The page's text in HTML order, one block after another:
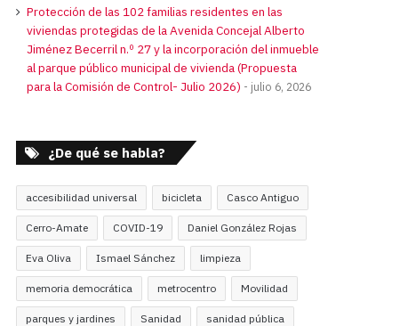
Protección de las 102 familias residentes en las
viviendas protegidas de la Avenida Concejal Alberto
Jiménez Becerril n.º 27 y la incorporación del inmueble
al parque público municipal de vivienda (Propuesta
para la Comisión de Control- Julio 2026)
julio 6, 2026
¿De qué se habla?
accesibilidad universal bicicleta Casco Antiguo
Cerro-Amate COVID-19 Daniel González Rojas
Eva Oliva Ismael Sánchez limpieza
memoria democrática metrocentro Movilidad
parques y jardines Sanidad sanidad pública